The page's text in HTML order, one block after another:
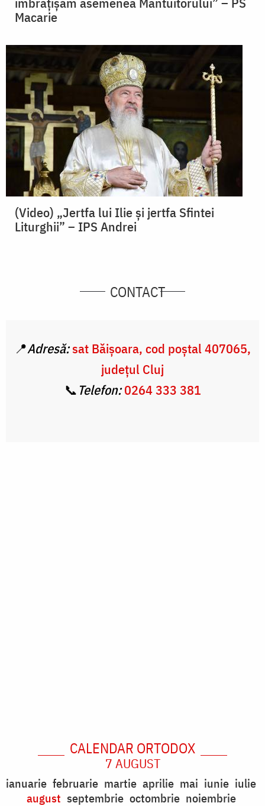
Macarie
(Video) „Jertfa lui Ilie și jertfa Sfintei
Liturghii” – IPS Andrei
CONTACT
📍Adresă:sat Băișoara, cod poștal 407065,
județul Cluj
📞 Telefon:0264 333 381
CALENDAR ORTODOX
7 AUGUST
ianuarie februarie martie aprilie mai iunie iulie
august septembrie octombrie noiembrie